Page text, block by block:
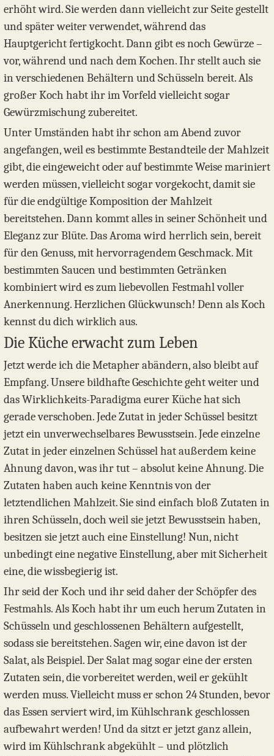
erhöht wird. Sie werden dann vielleicht zur Seite gestellt
und später weiter verwendet, während das
Hauptgericht fertigkocht. Dann gibt es noch Gewürze –
vor, während und nach dem Kochen. Ihr stellt auch sie
in verschiedenen Behältern und Schüsseln bereit. Als
großer Koch habt ihr im Vorfeld vielleicht sogar
Gewürzmischung zubereitet.
Unter Umständen habt ihr schon am Abend zuvor
angefangen, weil es bestimmte Bestandteile der Mahlzeit
gibt, die eingeweicht oder auf bestimmte Weise mariniert
werden müssen, vielleicht sogar vorgekocht, damit sie
für die endgültige Komposition der Mahlzeit
bereitstehen. Dann kommt alles in seiner Schönheit und
Eleganz zur Blüte. Das Aroma wird herrlich sein, bereit
für den Genuss, mit hervorragendem Geschmack. Mit
bestimmten Saucen und bestimmten Getränken
kombiniert wird es zum liebevollen Festmahl voller
Anerkennung. Herzlichen Glückwunsch! Denn als Koch
kennst du dich wirklich aus.
Die Küche erwacht zum Leben
Jetzt werde ich die Metapher abändern, also bleibt auf
Empfang. Unsere bildhafte Geschichte geht weiter und
das Wirklichkeits-Paradigma eurer Küche hat sich
gerade verschoben. Jede Zutat in jeder Schüssel besitzt
jetzt ein unverwechselbares Bewusstsein. Jede einzelne
Zutat in jeder einzelnen Schüssel hat außerdem keine
Ahnung davon, was ihr tut – absolut keine Ahnung. Die
Zutaten haben auch keine Kenntnis von der
letztendlichen Mahlzeit. Sie sind einfach bloß Zutaten in
ihren Schüsseln, doch weil sie jetzt Bewusstsein haben,
besitzen sie jetzt auch eine Einstellung! Nun, nicht
unbedingt eine negative Einstellung, aber mit Sicherheit
eine, die wissbegierig ist.
Ihr seid der Koch und ihr seid daher der Schöpfer des
Festmahls. Als Koch habt ihr um euch herum Zutaten in
Schüsseln und geschlossenen Behältern aufgestellt,
sodass sie bereitstehen. Sagen wir, eine davon ist der
Salat, als Beispiel. Der Salat mag sogar eine der ersten
Zutaten sein, die vorbereitet werden, weil er gekühlt
werden muss. Vielleicht muss er schon 24 Stunden, bevor
das Essen serviert wird, im Kühlschrank geschlossen
aufbewahrt werden! Und da sitzt er jetzt ganz allein,
wird im Kühlschrank abgekühlt – und plötzlich